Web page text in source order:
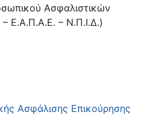
Ασφαλιστικών
– Ε.Α.Π.Α.Ε. – Ν.Π.Ι.Δ.)
Ασφάλισης Επικούρησης